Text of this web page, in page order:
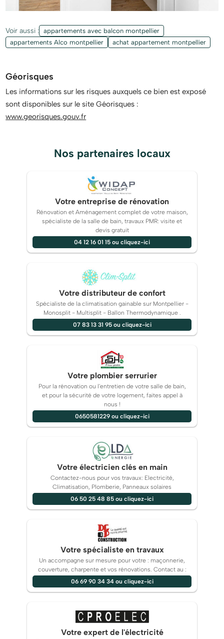
Voir aussi :
appartements avec balcon montpellier
appartements Alco montpellier
achat appartement montpellier
Géorisques
Les informations sur les risques auxquels ce bien est exposé
sont disponibles sur le site Géorisques :
www.georisques.gouv.fr
Nos partenaires locaux
Votre entreprise de rénovation
Rénovation et Aménagement complet de votre maison,
spécialiste de la salle de bain, travaux PMR: visite et
devis gratuit
04 12 16 01 15 ou cliquez-ici
Votre distributeur de confort
Spécialiste de la climatisation gainable sur Montpellier -
Monosplit - Multisplit - Ballon Thermodynamique .
07 83 13 31 95 ou cliquez-ici
Votre plombier serrurier
Pour la rénovation ou l'entretien de votre salle de bain,
et pour la sécurité de votre logement, faites appel à
nous !
0650581229 ou cliquez-ici
Votre électricien clés en main
Contactez-nous pour vos travaux: Electricité,
Climatisation, Plomberie, Panneaux solaires
06 50 25 48 85 ou cliquez-ici
Votre spécialiste en travaux
Un accompagne sur mesure pour votre : maçonnerie,
couverture, charpente et vos rénovations. Contact au :
06 69 90 34 34 ou cliquez-ici
Votre expert de l'électricité